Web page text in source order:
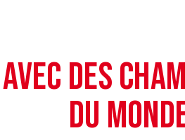
AVEC DES
DU